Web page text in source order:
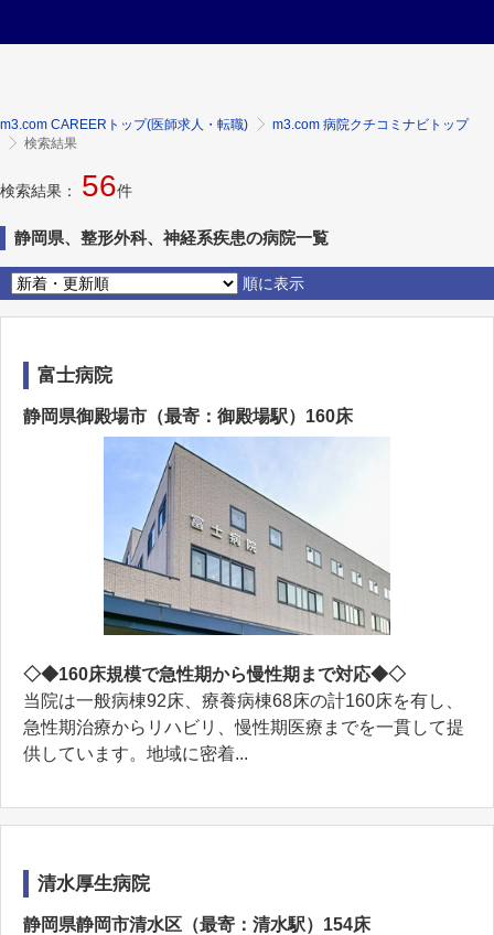
m3.com CAREERトップ(医師求人・転職)
m3.com 病院クチコミナビトップ
検索結果
検索結果： 56件
静岡県、整形外科、神経系疾患の病院一覧
順に表示
富士病院
静岡県御殿場市（最寄：御殿場駅）160床
◇◆160床規模で急性期から慢性期まで対応◆◇
当院は一般病棟92床、療養病棟68床の計160床を有し、
急性期治療からリハビリ、慢性期医療までを一貫して提
供しています。地域に密着...
清水厚生病院
静岡県静岡市清水区（最寄：清水駅）154床